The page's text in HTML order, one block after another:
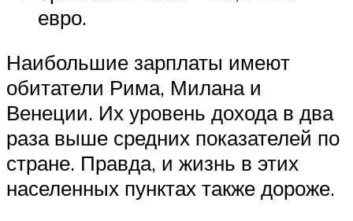
евро.
Наибольшие зарплаты имеют
обитатели Рима, Милана и
Венеции. Их уровень дохода в два
раза выше средних показателей по
стране. Правда, и жизнь в этих
населенных пунктах также дороже.